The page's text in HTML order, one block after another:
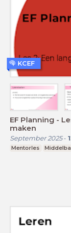
EF Planning -
maken
September 2025-
Mentorles
KCEF